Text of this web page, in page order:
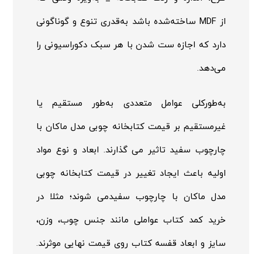
از MDF ساخته‌شده باشد به‌قدری تنوع و گوناگونی
دارد که اجازه ست شدن با هر سبک دکوراسیونی را
می‌دهد.
به‌طورکلی عوامل متعددی به‌طور مستقیم یا
غیرمستقیم بر قیمت کتابخانه چوبی مدل ماکان با
چارچوب سفید تاثیر می گذارند. ابعاد و نوع مواد
اولیه باعث ایجاد تغییر در قیمت کتابخانه چوبی
مدل ماکان با چارچوب سفیدمی شوند؛ مثلا در
خرید کمد کتاب عواملی مانند جنس چوب، وزن،
سایز و ابعاد قفسه کتاب روی قیمت نهایی موثرند.